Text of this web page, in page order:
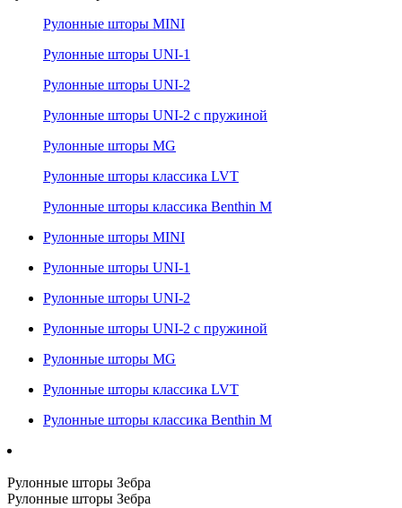
Рулонные шторы MINI
Рулонные шторы UNI-1
Рулонные шторы UNI-2
Рулонные шторы UNI-2 с пружиной
Рулонные шторы MG
Рулонные шторы классика LVT
Рулонные шторы классика Benthin M
Рулонные шторы MINI
Рулонные шторы UNI-1
Рулонные шторы UNI-2
Рулонные шторы UNI-2 с пружиной
Рулонные шторы MG
Рулонные шторы классика LVT
Рулонные шторы классика Benthin M
Рулонные шторы Зебра
Рулонные шторы Зебра